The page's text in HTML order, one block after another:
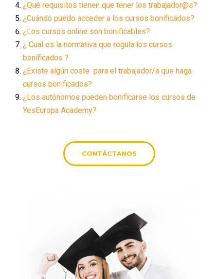
¿Qué requisitos tienen que tener los trabajador@s?
¿Cuándo puedo acceder a los cursos bonificados?
¿Los cursos online son bonificables?
¿ Cual es la normativa que regula los cursos
bonificados ?
¿Existe algún coste para el trabajador/a que haga
cursos bonificados?
¿Los autónomos pueden bonificarse los cursos de
YesEuropa Academy?
CONTÁCTANOS